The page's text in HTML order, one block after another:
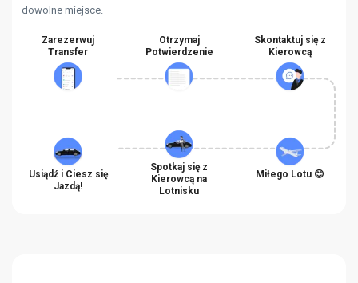
dowolne miejsce.
Zarezerwuj
Transfer
Otrzymaj
Potwierdzenie
Skontaktuj się z
Kierowcą
Usiądź i Ciesz się
Jazdą!
Spotkaj się z
Kierowcą na
Lotnisku
Miłego Lotu 😊